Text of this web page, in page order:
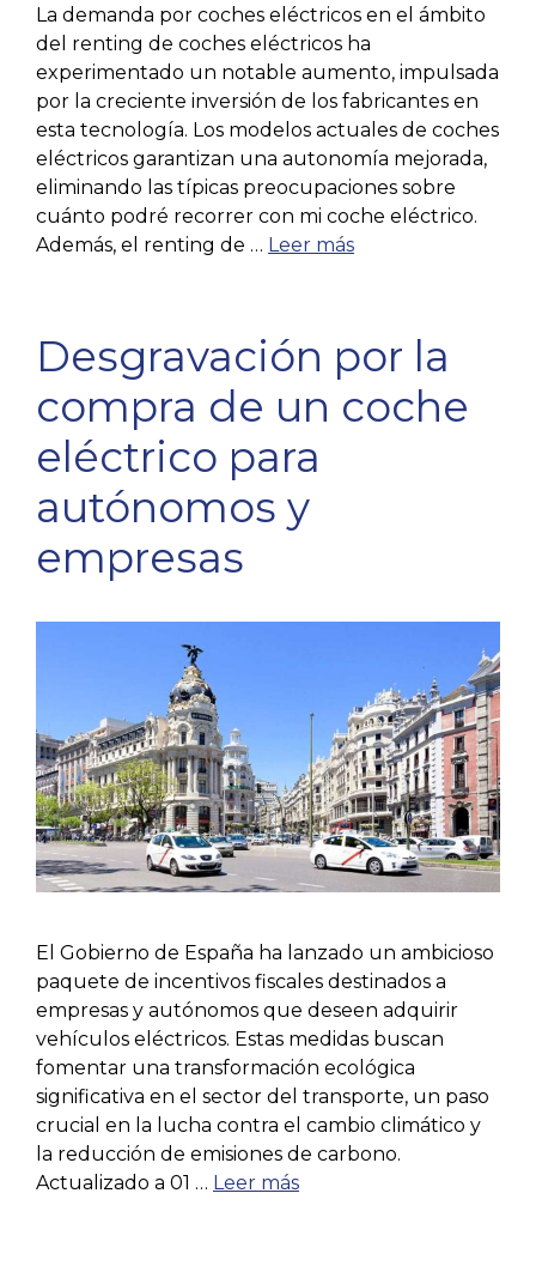
La demanda por coches eléctricos en el ámbito
del renting de coches eléctricos ha
experimentado un notable aumento, impulsada
por la creciente inversión de los fabricantes en
esta tecnología. Los modelos actuales de coches
eléctricos garantizan una autonomía mejorada,
eliminando las típicas preocupaciones sobre
cuánto podré recorrer con mi coche eléctrico.
Además, el renting de … Leer más
Desgravación por la
compra de un coche
eléctrico para
autónomos y
empresas
El Gobierno de España ha lanzado un ambicioso
paquete de incentivos fiscales destinados a
empresas y autónomos que deseen adquirir
vehículos eléctricos. Estas medidas buscan
fomentar una transformación ecológica
significativa en el sector del transporte, un paso
crucial en la lucha contra el cambio climático y
la reducción de emisiones de carbono.
Actualizado a 01 … Leer más